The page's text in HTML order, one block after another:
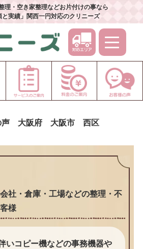
理・空き家整理などお片付けの事なら
実績」関西一円対応のクリニーズ
声 大阪府 大阪市 西区
社・倉庫・工場などの整理・不
様
いコピー機などの事務機器や